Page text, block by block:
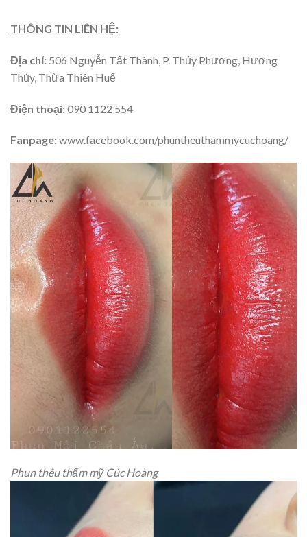
THÔNG TIN LIÊN HỆ:
Địa chỉ: 506 Nguyễn Tất Thành, P. Thủy Phương, Hương
Thủy, Thừa Thiên Huế
Điện thoại:090 1122 554
Fanpage:www.facebook.com/phuntheuthammycuchoang/
Phun thêu thẩm mỹ Cúc Hoàng